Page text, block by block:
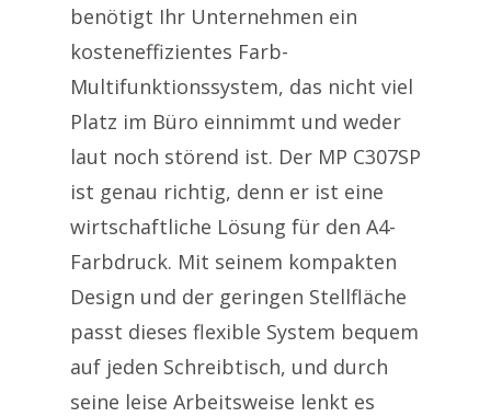
benötigt Ihr Unternehmen ein
kosteneffizientes Farb-
Multifunktionssystem, das nicht viel
Platz im Büro einnimmt und weder
laut noch störend ist. Der MP C307SP
ist genau richtig, denn er ist eine
wirtschaftliche Lösung für den A4-
Farbdruck. Mit seinem kompakten
Design und der geringen Stellfläche
passt dieses flexible System bequem
auf jeden Schreibtisch, und durch
seine leise Arbeitsweise lenkt es
Produkte
Kaufen & Leasen
Multifunktionsgeräte
Großformatsysteme
Mietsysteme
Gebrauchtsysteme
Technik & Service
Konferenztechnik
Kontakt